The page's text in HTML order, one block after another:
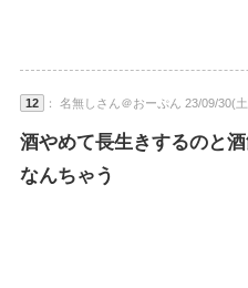
12 ： 名無しさん＠おーぷん 23/09/30(
酒やめて長生きするのと
なんちゃう